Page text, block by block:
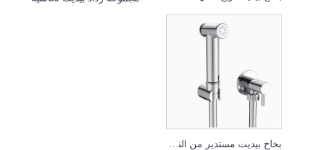
بخاخ بيديت مستدير من النوع الدفعي